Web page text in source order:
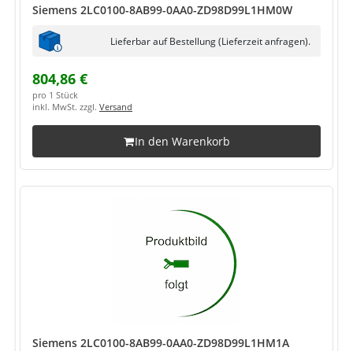
Siemens 2LC0100-8AB99-0AA0-ZD98D99L1HM0W
Lieferbar auf Bestellung (Lieferzeit anfragen).
804,86 €
pro 1 Stück
inkl. MwSt. zzgl. Versand
In den Warenkorb
Siemens 2LC0100-8AB99-0AA0-ZD98D99L1HM1A